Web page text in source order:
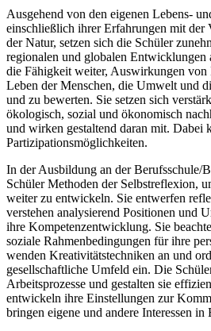
Ausgehend von den eigenen Lebens-
einschließlich ihrer Erfahrungen mit
der Natur, setzen sich die Schüler
regionalen und globalen Entwicklungen
die Fähigkeit weiter, Auswirkungen von
Leben der Menschen, die Umwelt und
und zu bewerten. Sie setzen sich
ökologisch, sozial und ökonomisch
und wirken gestaltend daran mit. Dabei
Partizipationsmöglichkeiten.
In der Ausbildung an der Berufsschule/
Schüler Methoden der Selbstreflexion,
weiter zu entwickeln. Sie entwerfen
verstehen analysierend Positionen und
ihre Kompetenzentwicklung. Sie
soziale Rahmenbedingungen für ihre
wenden Kreativitätstechniken an und
gesellschaftliche Umfeld ein. Die
Arbeitsprozesse und gestalten sie
entwickeln ihre Einstellungen zur
bringen eigene und andere Interessen in